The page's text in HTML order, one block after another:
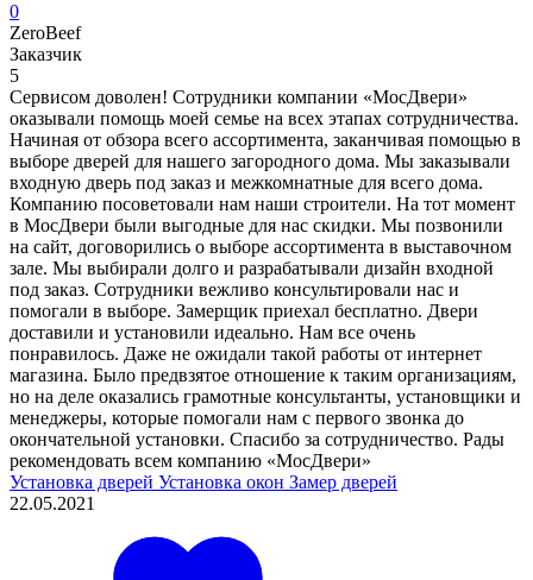
0
ZeroBeef
Заказчик
5
Сервисом доволен! Сотрудники компании «МосДвери»
оказывали помощь моей семье на всех этапах сотрудничества.
Начиная от обзора всего ассортимента, заканчивая помощью в
выборе дверей для нашего загородного дома. Мы заказывали
входную дверь под заказ и межкомнатные для всего дома.
Компанию посоветовали нам наши строители. На тот момент
в МосДвери были выгодные для нас скидки. Мы позвонили
на сайт, договорились о выборе ассортимента в выставочном
зале. Мы выбирали долго и разрабатывали дизайн входной
под заказ. Сотрудники вежливо консультировали нас и
помогали в выборе. Замерщик приехал бесплатно. Двери
доставили и установили идеально. Нам все очень
понравилось. Даже не ожидали такой работы от интернет
магазина. Было предвзятое отношение к таким организациям,
но на деле оказались грамотные консультанты, установщики и
менеджеры, которые помогали нам с первого звонка до
окончательной установки. Спасибо за сотрудничество. Рады
рекомендовать всем компанию «МосДвери»
Установка дверей Установка окон Замер дверей
22.05.2021